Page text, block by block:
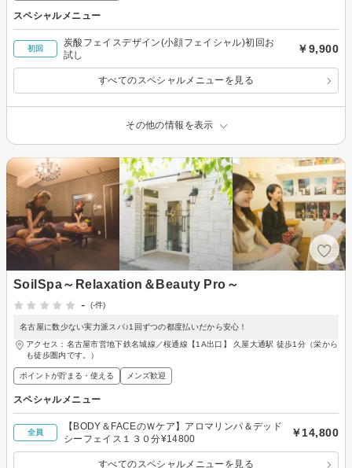
スペシャルメニュー
初回
炭酸フェイスデザイン(小顔フェイシャル)初回お
試し
￥9,900
すべてのスペシャルメニューを見る
その他の情報を表示
SoilSpa～Relaxation＆Beauty Pro～
-
(-件)
名古屋に数少ない実力派スパ♪1回ずつの都度払いだから安心！
アクセス：名古屋市営地下鉄名城線／桜通線【1A出口】 久屋大通駅 徒歩1分（栄から
も徒歩圏内です。）
ポイントが貯まる・使える メンズ歓迎
スペシャルメニュー
全員
【BODY＆FACEのＷケア】アロマリンパ＆デッド
シーフェイス１３０分¥14800
￥14,800
すべてのスペシャルメニューを見る